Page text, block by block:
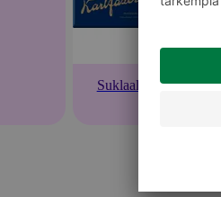
Suklaalevyt